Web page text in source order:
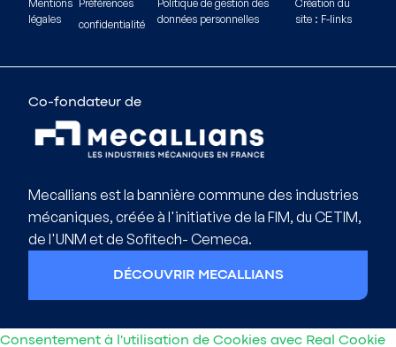
Mentions
légales
Préférences
confidentialité
Politique de gestion des
données personnelles
Création du
site : F-links
Co-fondateur de
Mecallians est la bannière commune des industries
mécaniques, créée à l'initiative de la FIM, du CETIM,
de l'UNM et de Sofitech- Cemeca.
DÉCOUVRIR MECALLIANS
Consentement à l'utilisation de Cookies avec Real Cookie